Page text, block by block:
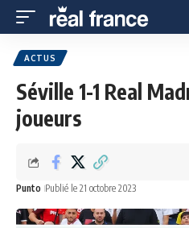
ACTUS
Séville 1-1 Real
joueurs
Punto Publié le 21 octobre 2023